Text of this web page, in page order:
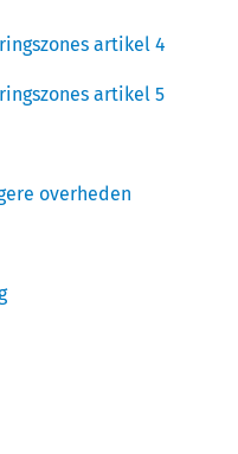
artikel 4
artikel 5
overheden